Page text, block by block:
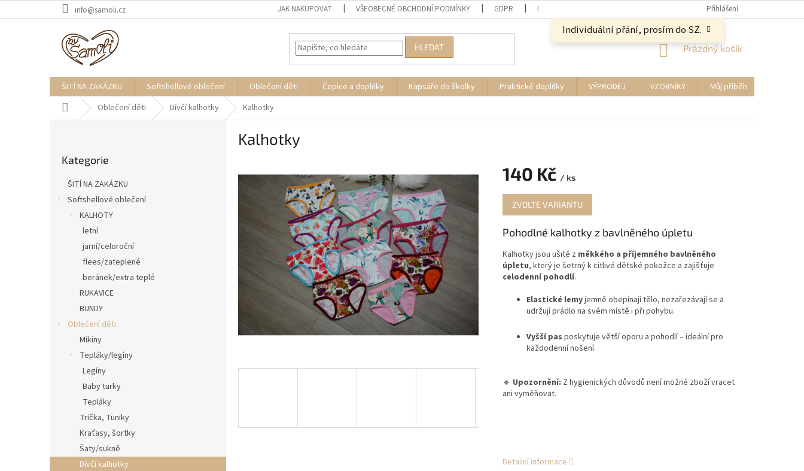
na
Individuální přání, prosím do SZ.
info@samoli.cz JAK NAKUPOVAT VŠEOBECNÉ OBCHODNÍ PODMÍNKY GDPR NAPIŠTE NÁM Přihlášení
HLEDAT
NÁKUPNÍ
Prázdný košík
ŠITÍ NA ZAKÁZKU Softshellové oblečení Oblečení děti Čepice a doplňky Kapsáře do školky Praktické doplňky VÝPRODEJ VZORNÍKY Můj příběh
Domů Oblečení děti Dívčí kalhotky Kalhotky
kategorie
Kategorie
ŠITÍ NA ZAKÁZKU
Softshellové oblečení
KALHOTY
letní
jarní/celoroční
flees/zateplené
beránek/extra teplé
RUKAVICE
BUNDY
Oblečení děti
Mikiny
Tepláky/legíny
Legíny
Baby turky
Tepláky
Trička, Tuniky
Kraťasy, šortky
Šaty/sukně
Dívčí kalhotky
Kalhotky
140 Kč / ks
Měrná
cena:
ZVOLTE VARIANTU
Pohodlné kalhotky z bavlněného úpletu
Kalhotky jsou ušité z měkkého a příjemného bavlněného
úpletu, který je šetrný k citlivé dětské pokožce a zajišťuje
celodenní pohodlí.
Elastické lemyjemně obepínají tělo, nezařezávají se a
udržují prádlo na svém místě i při pohybu.
Vyšší pas poskytuje větší oporu a pohodlí – ideální pro
každodenní nošení.
🔸 Upozornění: Z hygienických důvodů není možné zboží vracet
ani vyměňovat.
Detailní informace